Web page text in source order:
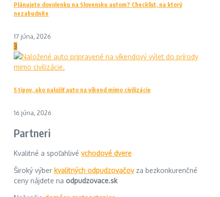
Plánujete dovolenku na Slovensku autom? Checklist, na ktorý
nezabudnite
17 júna, 2026
3
5 tipov, ako naložiť auto na víkend mimo civilizácie
16 júna, 2026
Partneri
Kvalitné a spoľahlivé vchodové dvere
Široký výber kvalitných odpudzovačovza bezkonkurenčné
ceny nájdete na odpudzovace.sk